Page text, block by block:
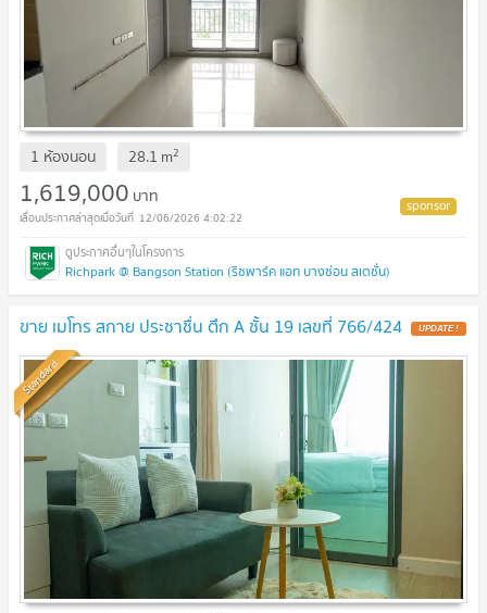
1 ห้องนอน 28.1 m2
1,619,000 บาท
12/06/2026 4:02:22
Richpark @ Bangson Station (ริชพาร์ค แอท บางซ่อน สเตชั่น)
ขาย เมโทร สกาย ประชาชื่น ตึก A ชั้น 19 เลขที่ 766/424 UPDATE !
Standard